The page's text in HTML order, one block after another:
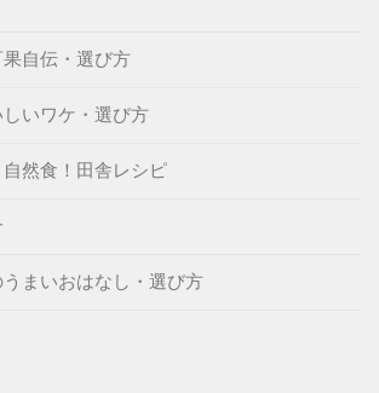
自伝・選び方
いワケ・選び方
然食！田舎レシピ
まいおはなし・選び方